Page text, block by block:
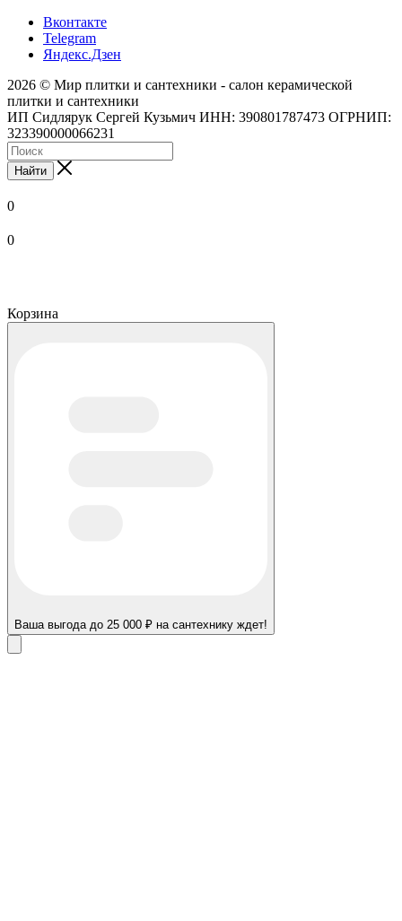
Вконтакте
Telegram
Яндекс.Дзен
2026 © Мир плитки и сантехники - салон керамической
плитки и сантехники
ИП Сидлярук Сергей Кузьмич ИНН: 390801787473 ОГРНИП:
323390000066231
Найти
0
0
Корзина
Ваша выгода до 25 000 ₽ на сантехнику ждет!